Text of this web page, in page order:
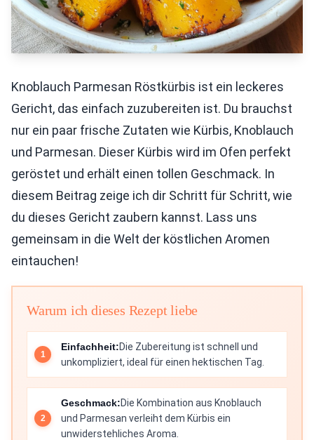
Knoblauch Parmesan Röstkürbis ist ein leckeres
Gericht, das einfach zuzubereiten ist. Du brauchst
nur ein paar frische Zutaten wie Kürbis, Knoblauch
und Parmesan. Dieser Kürbis wird im Ofen perfekt
geröstet und erhält einen tollen Geschmack. In
diesem Beitrag zeige ich dir Schritt für Schritt, wie
du dieses Gericht zaubern kannst. Lass uns
gemeinsam in die Welt der köstlichen Aromen
eintauchen!
Warum ich dieses Rezept liebe
Einfachheit:Die Zubereitung ist schnell und
unkompliziert, ideal für einen hektischen Tag.
Geschmack:Die Kombination aus Knoblauch
und Parmesan verleiht dem Kürbis ein
unwiderstehliches Aroma.